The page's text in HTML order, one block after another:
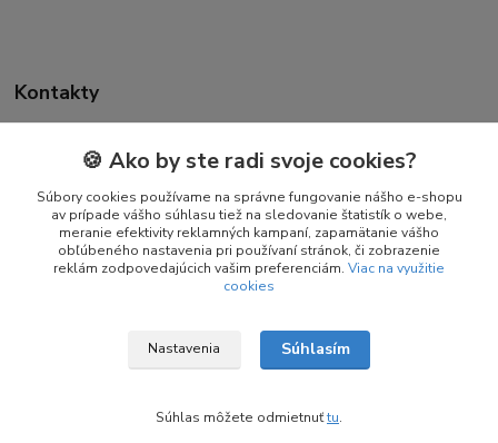
Kontakty
+421 944 947 463
(Pon-Pia 08:00-16:00)
info@nasatvorba.sk
© Copyright 2025 – 2026 Naša Tvorba
🍪 Ako by ste radi svoje cookies?
Súbory cookies používame na správne fungovanie nášho e-shopu
av prípade vášho súhlasu tiež na sledovanie štatistík o webe,
meranie efektivity reklamných kampaní, zapamätanie vášho
obľúbeného nastavenia pri používaní stránok, či zobrazenie
reklám zodpovedajúcich vašim preferenciám. Viac na využitie
cookies
Nastavenia Súhlasím
Súhlas môžete odmietnuťtu.